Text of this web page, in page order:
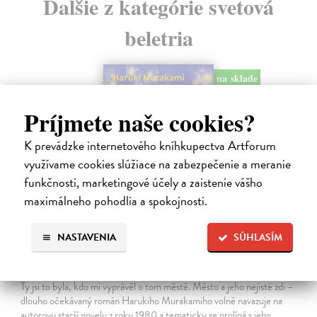
Príjmete naše cookies?
K prevádzke internetového kníhkupectva Artforum
využívame cookies slúžiace na zabezpečenie a meranie
funkčnosti, marketingové účely a zaistenie vášho
maximálneho pohodlia a spokojnosti.
SÚHLASÍM
NASTAVENIA
Ďalšie z kategórie svetová
beletria
na sklade
Město a jeho nejisté zdi
Ty jsi to byla, kdo mi vyprávěl o tom městě. Město a jeho nejisté zdi –
dlouho očekávaný román Harukiho Murakamiho volně navazuje na